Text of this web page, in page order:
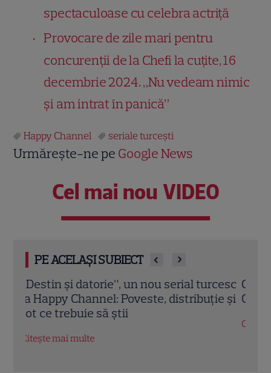
spectaculoase cu celebra actriță
Provocare de zile mari pentru
concurenții de la Chefi la cuțite, 16
decembrie 2024. „Nu vedeam nimic
și am intrat în panică”
Happy Channel seriale turceşti
Urmărește-ne pe Google News
Cel mai nou VIDEO
PE ACELAȘI SUBIECT
Când începe „Dacă iubești” la Happy
Channel și cine sunt actorii principali